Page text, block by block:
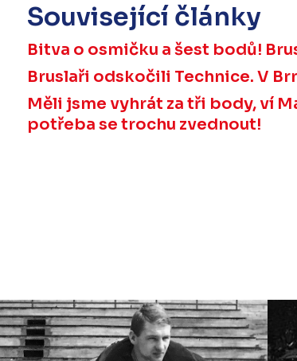
Související články
Bitva o osmičku a šest bodů!
Bruslaři odskočili Technice. V
Měli jsme vyhrát za tři body, ví
potřeba se trochu zvednout!